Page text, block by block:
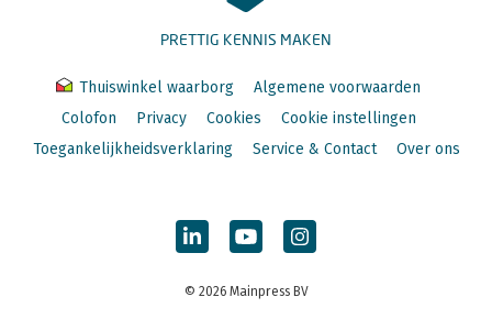
PRETTIG KENNIS MAKEN
Thuiswinkel waarborg
Algemene voorwaarden
Colofon
Privacy Cookies
Cookie instellingen
Toegankelijkheidsverklaring
Service & Contact Over ons
© 2026 Mainpress BV